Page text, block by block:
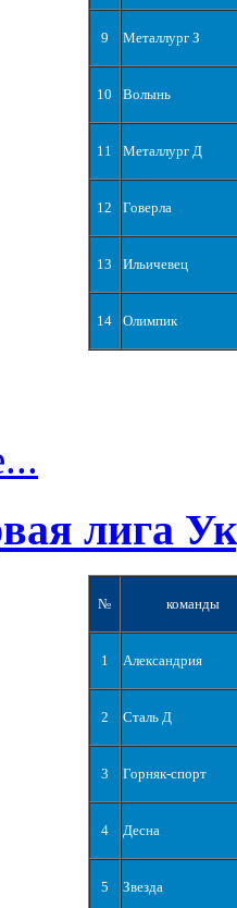
9 Металлург З
10 Волынь
11 Металлург Д
12 Говерла
13 Ильичевец
14 Олимпик
лига
№ команды
1 Александрия
2 Сталь Д
3 Горняк-спорт
4 Десна
5 Звезда